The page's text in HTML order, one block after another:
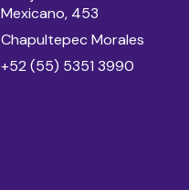
Mexicano, 453
Chapultepec Morales
+52 (55) 5351 3990